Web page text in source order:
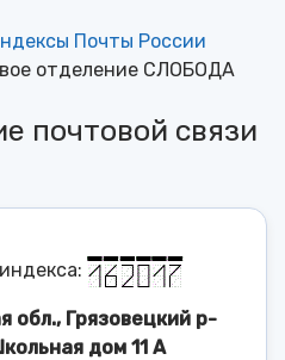
Почты России
отделение СЛОБОДА
почтовой связи
обл., Грязовецкий р-
дом 11 А